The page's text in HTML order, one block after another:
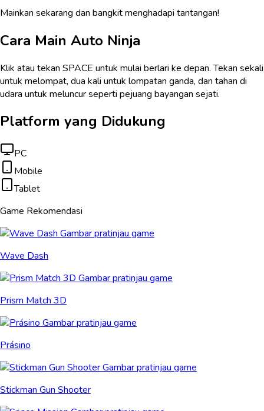
Mainkan sekarang dan bangkit menghadapi tantangan!
Cara Main Auto Ninja
Klik atau tekan SPACE untuk mulai berlari ke depan. Tekan sekali
untuk melompat, dua kali untuk lompatan ganda, dan tahan di
udara untuk meluncur seperti pejuang bayangan sejati.
Platform yang Didukung
PC
Mobile
Tablet
Game Rekomendasi
Wave Dash
Prism Match 3D
Prásino
Stickman Gun Shooter